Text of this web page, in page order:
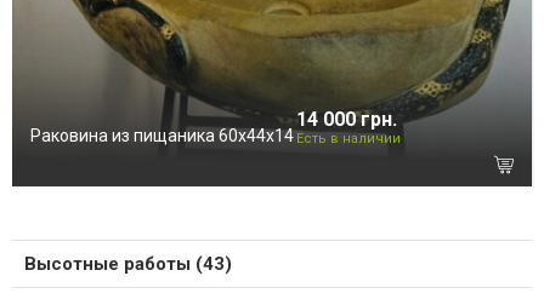
Раковина из пищаника 60х44х14
14 000 грн.
Есть в наличии
Высотные работы (43)